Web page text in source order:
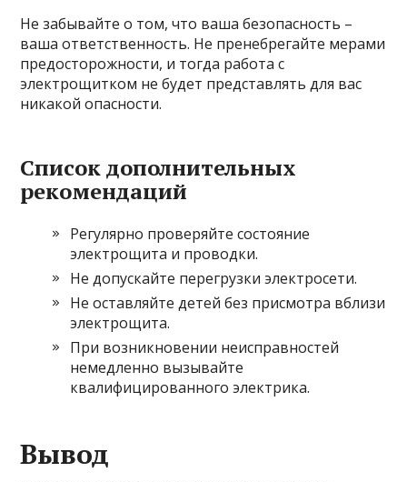
Не забывайте о том, что ваша безопасность –
ваша ответственность. Не пренебрегайте мерами
предосторожности, и тогда работа с
электрощитком не будет представлять для вас
никакой опасности.
Список дополнительных
рекомендаций
Регулярно проверяйте состояние
электрощита и проводки.
Не допускайте перегрузки электросети.
Не оставляйте детей без присмотра вблизи
электрощита.
При возникновении неисправностей
немедленно вызывайте
квалифицированного электрика.
Вывод